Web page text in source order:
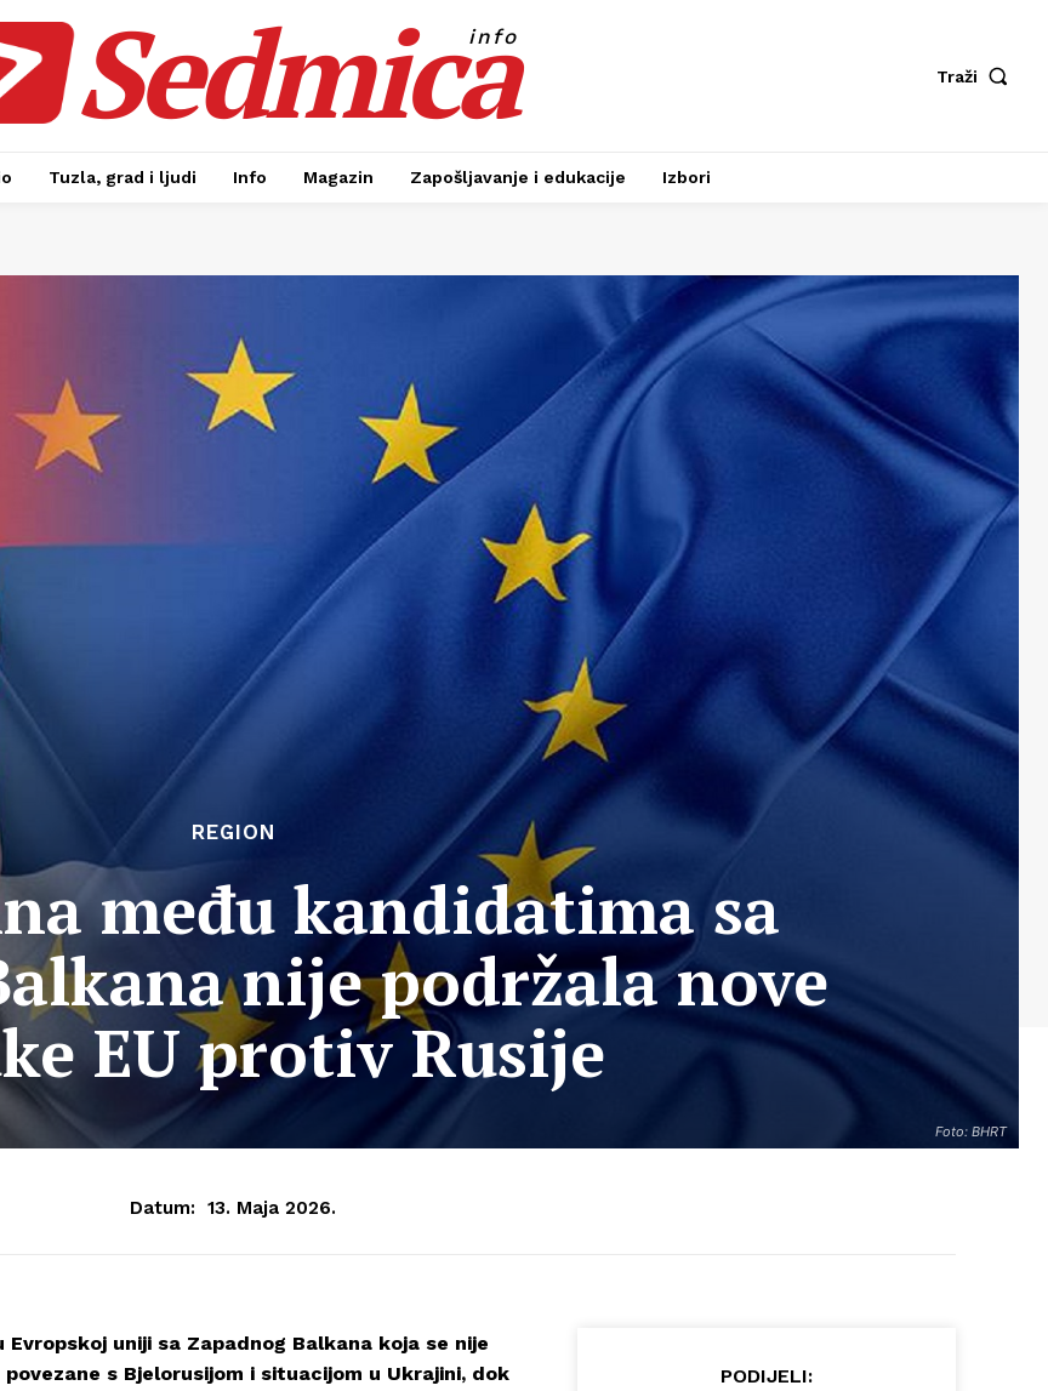
Sedmica
info
Traži
Tuzla, grad i ljudi Info Magazin Zapošljavanje i edukacije Izbori
Foto: BHRT
REGION
među kandidatima sa
nije podržala nove
EU protiv Rusije
Datum: 13. Maja 2026.
uniji sa Zapadnog Balkana koja se nije
s Bjelorusijom i situacijom u Ukrajini, dok
PODIJELI: